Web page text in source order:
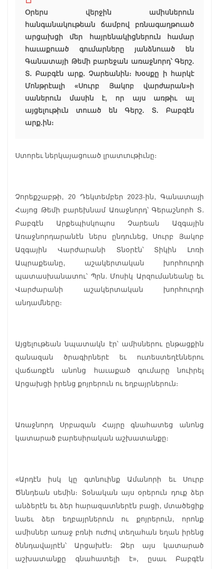
Օրերս վերջին ամիսներուն
հանգանակութեան ճամբով բռնագաղթուած
արցախցի մեր հայրենակիցներուն համար
հաւաքուած գումարները յանձնուած են
Գանատայի Թեմի բարեջան առաջնորդ՝ Գերշ.
Տ. Բաբգէն արք. Չարեանին։ Խօսքը ի հարկէ
Մոնթրէալի «Սուրբ Յակոբ վարժարան»ի
սաներուն մասին է, որ այս առթիւ ալ
այցելութիւն տուած են Գերշ. Տ. Բաբգէն
արք.ին։
Ստորեւ ներկայացուած լրատւութիւնը։
Չորեքշաբթի, 20 Դեկտեմբեր 2023-ին, Գանատայի
Հայոց Թեմի բարեխնամ Առաջնորդ՝ Գերաշնորհ Տ.
Բաբգէն Արքեպիսկոպոս Չարեան Ազգային
Առաջնորդարանէն ներս ընդունեց, Սուրբ Յակոբ
Ազգային Վարժարանի Տնօրէն՝ Տիկին Լոռի
Ապրաքեանը, աշակերտական խորհուրդի
պատասխանատու՝ Պրն. Մոսիկ Արզումանեանը եւ
Վարժարանի աշակերտական խորհուրդի
անդամները։
Այցելութեան նպատակն էր՝ ամիսներու ընթացքին
զանազան ծրագիրներէ եւ ուտեստեղէններու
վաճառքէն անոնց հաւաքած գումարը նուիրել
Արցախցի իրենց քոյրերուն ու եղբայրներուն։
Առաջնորդ Սրբազան Հայրը գնահատեց անոնց
կատարած բարեսիրական աշխատանքը։
«Արդէն իսկ կը գտնուինք Ամանորի եւ Սուրբ
Ծննդեան սեմին։ Տօնական այս օրերուն դուք ձեր
անձերէն եւ ձեր հարազատներէն բացի, մտածեցիք
նաեւ ձեր եղբայրներուն ու քոյրերուն, որոնք
ամիսներ առաջ բռնի ուժով տեղահան եղան իրենց
ծննդավայրէն՝ Արցախէն։ Ձեր այս կատարած
աշխատանքը գնահատելի է», ըսաւ Բաբգէն